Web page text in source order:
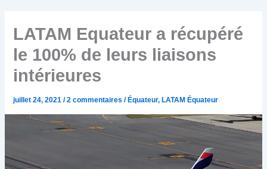
LATAM Equateur a récupéré
le 100% de leurs liaisons
intérieures
juillet 24, 2021/2 commentaires / Équateur, LATAM Équateur